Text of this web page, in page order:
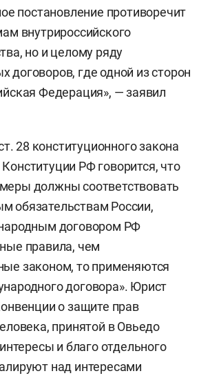
постановление противоречит
внутрироссийского
но и целому ряду
договоров, где одной из сторон
Федерация», — заявил
28 конституционного закона
РФ говорится, что
должны соответствовать
обязательствам России,
договором РФ
правила, чем
законом, то применяются
договора». Юрист
о защите прав
принятой в Овьедо
и благо отдельного
над интересами